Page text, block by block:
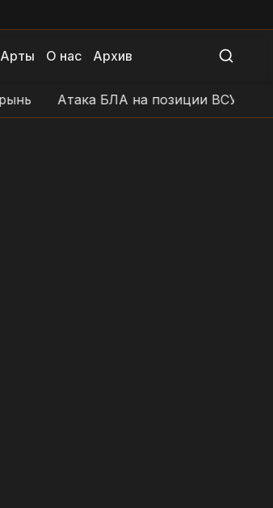
Арты О нас Архив
Атака БЛА на позиции ВСУ в районе